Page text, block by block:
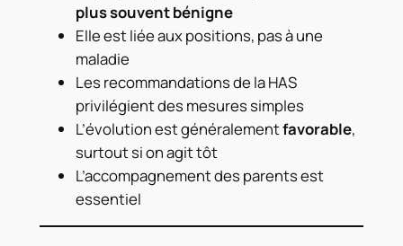
plus souvent bénigne
Elle est liée aux positions, pas à une
maladie
Les recommandations de la HAS
privilégient des mesures simples
L’évolution est généralementfavorable,
surtout si on agit tôt
L’accompagnement des parents est
essentiel